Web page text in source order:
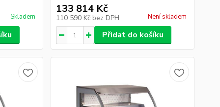
Skladem
133 814 Kč
110 590 Kč bez DPH Není skladem
Přidat do košíku